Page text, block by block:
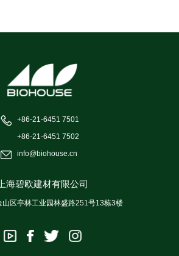
+86-21-6451 7501
+86-21-6451 7502
info@biohouse.cn
海碧欧建材有限公司
山区亭林工业园林盛路251号13栋3楼